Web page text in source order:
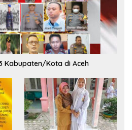
Kabupaten/Kota di Aceh